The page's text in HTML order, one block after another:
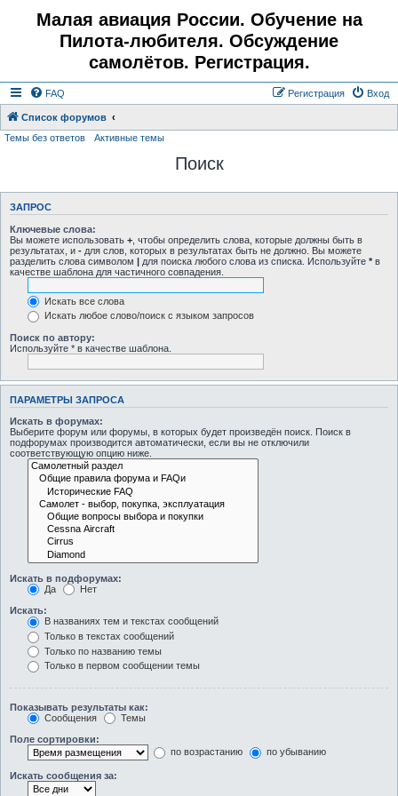
Малая авиация России. Обучение на
Пилота-любителя. Обсуждение
самолётов. Регистрация.
FAQ Вход
Регистрация
Список форумов
Темы без ответов
Активные темы
Поиск
ЗАПРОС
Ключевые слова:
Вы можете использовать + , чтобы определить слова, которые должны быть в
результатах, и - для слов, которых в результатах быть не должно. Вы можете
разделить слова символом | для поиска любого слова из списка. Используйте * в
качестве шаблона для частичного совпадения.
Искать все слова
Искать любое слово/поиск с языком запросов
Поиск по автору:
Используйте * в качестве шаблона.
ПАРАМЕТРЫ ЗАПРОСА
Искать в форумах:
Выберите форум или форумы, в которых будет произведён поиск. Поиск в
подфорумах производится автоматически, если вы не отключили
соответствующую опцию ниже.
Искать в подфорумах:
Да
Нет
Искать:
В названиях тем и текстах сообщений
Только в текстах сообщений
Только по названию темы
Только в первом сообщении темы
Показывать результаты как:
Сообщения
Темы
Поле сортировки:
по возрастанию
по убыванию
Искать сообщения за: